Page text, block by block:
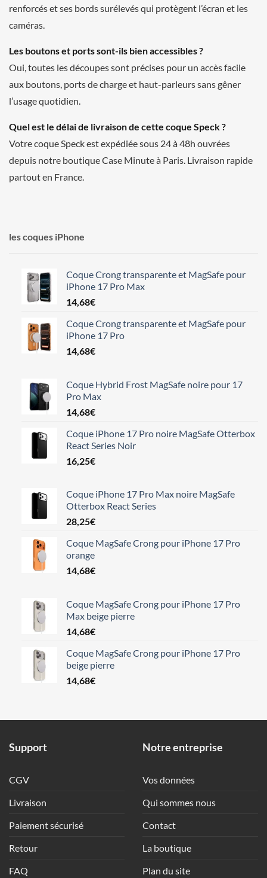
renforcés et ses bords surélevés qui protègent l’écran et les
caméras.
Les boutons et ports sont-ils bien accessibles ?
Oui, toutes les découpes sont précises pour un accès facile
aux boutons, ports de charge et haut-parleurs sans gêner
l’usage quotidien.
Quel est le délai de livraison de cette coque Speck ?
Votre coque Speck est expédiée sous 24 à 48h ouvrées
depuis notre boutique Case Minute à Paris. Livraison rapide
partout en France.
les coques iPhone
Coque Crong transparente et MagSafe pour
iPhone 17 Pro Max
14,68€
Coque Crong transparente et MagSafe pour
iPhone 17 Pro
14,68€
Coque Hybrid Frost MagSafe noire pour 17
Pro Max
14,68€
Coque iPhone 17 Pro noire MagSafe Otterbox
React Series Noir
16,25€
Coque iPhone 17 Pro Max noire MagSafe
Otterbox React Series
28,25€
Coque MagSafe Crong pour iPhone 17 Pro
orange
14,68€
Coque MagSafe Crong pour iPhone 17 Pro
Max beige pierre
14,68€
Coque MagSafe Crong pour iPhone 17 Pro
beige pierre
14,68€
Support
CGV
Livraison
Paiement sécurisé
Retour
FAQ
Notre entreprise
Vos données
Qui sommes nous
Contact
La boutique
Plan du site